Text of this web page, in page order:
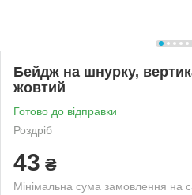
Бейдж на шнурку,
жовтий
Готово до відправки
Роздріб
43 ₴
Мінімальна сума замовлення на